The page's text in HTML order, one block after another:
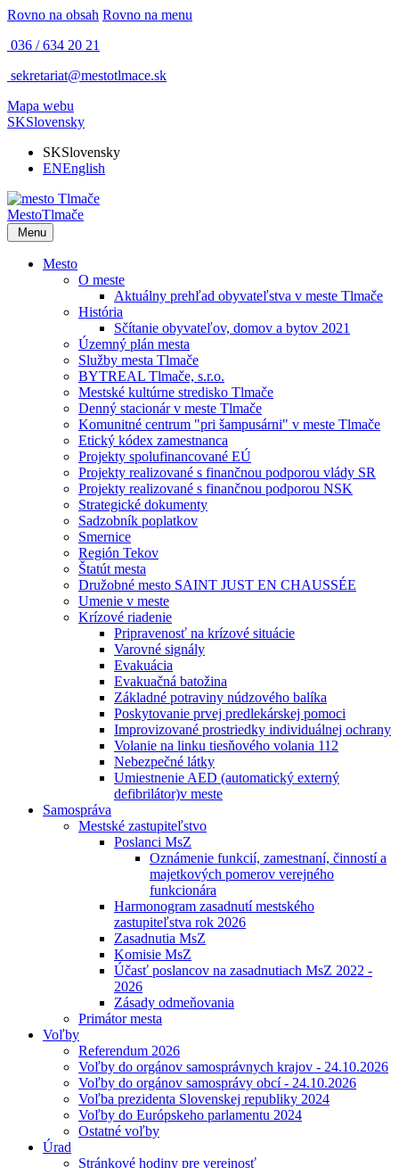
Rovno na obsah Rovno na menu
036 / 634 20 21
sekretariat@mestotlmace.sk
Mapa webu
SKSlovensky
SKSlovensky
ENEnglish
MestoTlmače
Menu
Mesto
O meste
Aktuálny prehľad obyvateľstva v meste Tlmače
História
Sčítanie obyvateľov, domov a bytov 2021
Územný plán mesta
Služby mesta Tlmače
BYTREAL Tlmače, s.r.o.
Mestské kultúrne stredisko Tlmače
Denný stacionár v meste Tlmače
Komunitné centrum "pri šampusárni" v meste Tlmače
Etický kódex zamestnanca
Projekty spolufinancované EÚ
Projekty realizované s finančnou podporou vlády SR
Projekty realizované s finančnou podporou NSK
Strategické dokumenty
Sadzobník poplatkov
Smernice
Región Tekov
Štatút mesta
Družobné mesto SAINT JUST EN CHAUSSÉE
Umenie v meste
Krízové riadenie
Pripravenosť na krízové situácie
Varovné signály
Evakuácia
Evakuačná batožina
Základné potraviny núdzového balíka
Poskytovanie prvej predlekárskej pomoci
Improvizované prostriedky individuálnej ochrany
Volanie na linku tiesňového volania 112
Nebezpečné látky
Umiestnenie AED (automatický externý
defibrilátor)v meste
Samospráva
Mestské zastupiteľstvo
Poslanci MsZ
Oznámenie funkcií, zamestnaní, činností a
majetkových pomerov verejného
funkcionára
Harmonogram zasadnutí mestského
zastupiteľstva rok 2026
Zasadnutia MsZ
Komisie MsZ
Účasť poslancov na zasadnutiach MsZ 2022 -
2026
Zásady odmeňovania
Primátor mesta
Voľby
Referendum 2026
Voľby do orgánov samosprávnych krajov - 24.10.2026
Voľby do orgánov samosprávy obcí - 24.10.2026
Voľba prezidenta Slovenskej republiky 2024
Voľby do Európskeho parlamentu 2024
Ostatné voľby
Úrad
Stránkové hodiny pre verejnosť